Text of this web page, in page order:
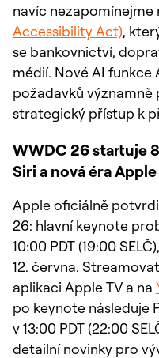
navíc nezapomínejme
Accessibility Act),
se bankovnictví,
médií. Nové AI funkce
požadavků
strategický přístup k
WWDC 26 startuje
Siri a nová éra
Apple oficiálně
26: hlavní keynote
10:00 PDT (19:00
12. června.
aplikaci Apple TV a na
po keynote následuje
v 13:00 PDT (22:00
detailní novinky pro